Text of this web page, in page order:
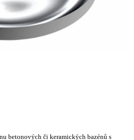
betonových či keramických bazénů s